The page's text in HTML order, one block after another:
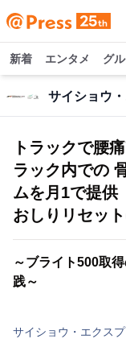
新着 エンタメ グ
トラックで腰
ラック内での
ムを月1で提
おしりリセッ
～ブライト500取
践～
サイショウ・エクス